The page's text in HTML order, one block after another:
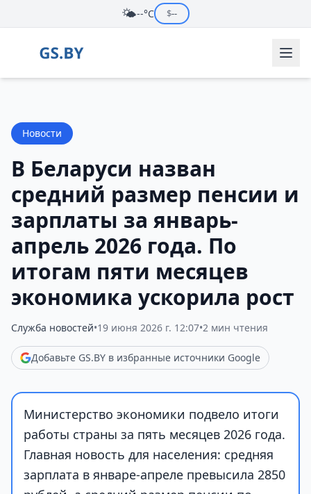
🌤️--°C $--
Новости
В Беларуси назван
средний размер пенсии и
зарплаты за январь-
апрель 2026 года. По
итогам пяти месяцев
экономика ускорила рост
Служба новостей•19 июня 2026 г. 12:07•2 мин чтения
Добавьте GS.BY в избранные источники Google
Министерство экономики подвело итоги
работы страны за пять месяцев 2026 года.
Главная новость для населения: средняя
зарплата в январе-апреле превысила 2850